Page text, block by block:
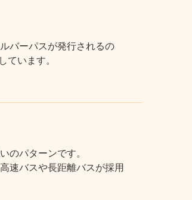
バーパスが発行されるの
います。
のパターンです。
速バスや長距離バスが採用